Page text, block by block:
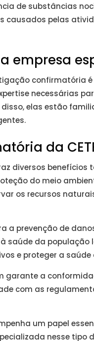
de substâncias
pelas
empresa
confirmatória
necessárias
disso, elas estão
da
diversos
do meio
os recursos
a prevenção de
da população
e proteger a saúde
garante a
com as
um papel
nesse tipo